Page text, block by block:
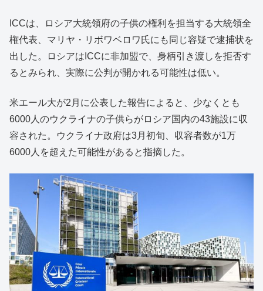
ICCは、ロシア大統領府の子供の権利を担当する大統領全
権代表、マリヤ・リボワベロワ氏にも同じ容疑で逮捕状を
出した。ロシアはICCに非加盟で、身柄引き渡しを拒否す
るとみられ、実際に公判が開かれる可能性は低い。
米エール大が2月に公表した報告によると、少なくとも
6000人のウクライナの子供らがロシア国内の43施設に収
容された。ウクライナ政府は3月初旬、収容者数が1万
6000人を超えた可能性があると指摘した。